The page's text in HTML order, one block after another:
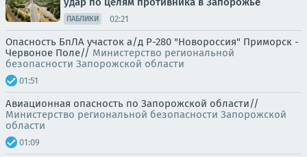
ПАБЛИКИ 02:21
Опасность БпЛА участок а/д Р-280 "Новороссия" Приморск -
Червоное Поле// Министерство региональной
безопасности Запорожской области
01:51
Авиационная опасность по Запорожской области//
Министерство региональной безопасности Запорожской
области
01:09